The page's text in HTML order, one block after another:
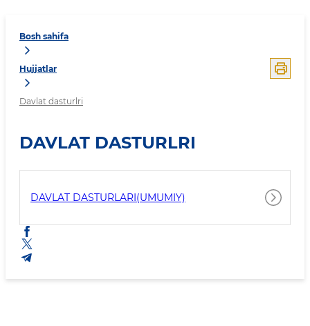
Bosh sahifa
Hujjatlar
Davlat dasturlri
DAVLAT DASTURLRI
DAVLAT DASTURLARI(UMUMIY)